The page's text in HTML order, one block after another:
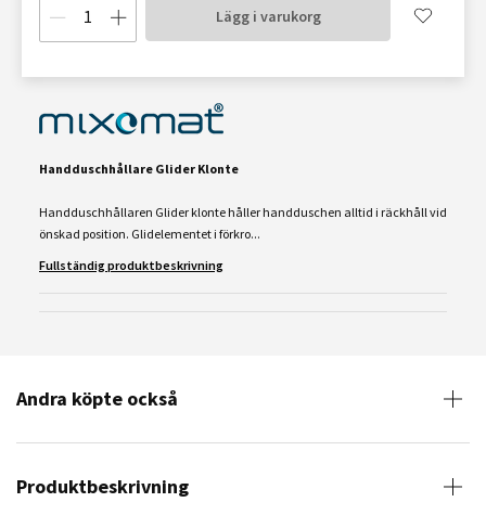
Lägg i varukorg
Handduschhållare Glider Klonte
Handduschhållaren Glider klonte håller handduschen alltid i räckhåll vid
önskad position. Glidelementet i förkro...
Fullständig produktbeskrivning
Andra köpte också
Produktbeskrivning